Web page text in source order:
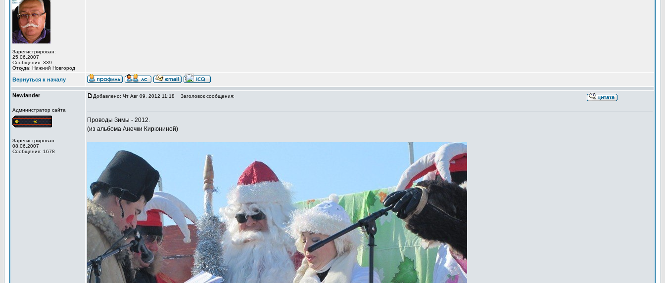
Зарегистрирован:
25.06.2007
Сообщения: 339
Откуда: Нижний Новгород
Вернуться к началу
Newlander
Администратор сайта
Зарегистрирован:
08.06.2007
Сообщения: 1678
Добавлено: Чт Авг 09, 2012 11:18 Заголовок сообщения:
Проводы Зимы - 2012.
(из альбома Анечки Кирюниной)